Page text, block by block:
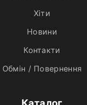
Хiти
Новини
Контакти
Обмін / Повернення